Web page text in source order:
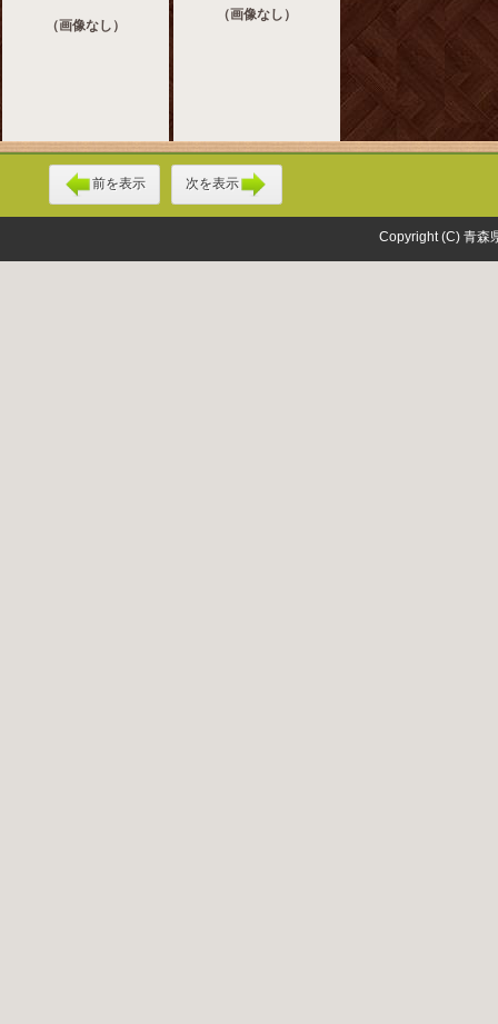
（画像なし）
（画像なし）
前を表示 次を表示
Copyright (C) 青森